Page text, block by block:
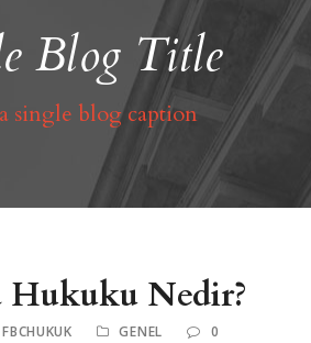
Blog Title
single blog caption
Hukuku Nedir?
FBCHUKUK GENEL 0